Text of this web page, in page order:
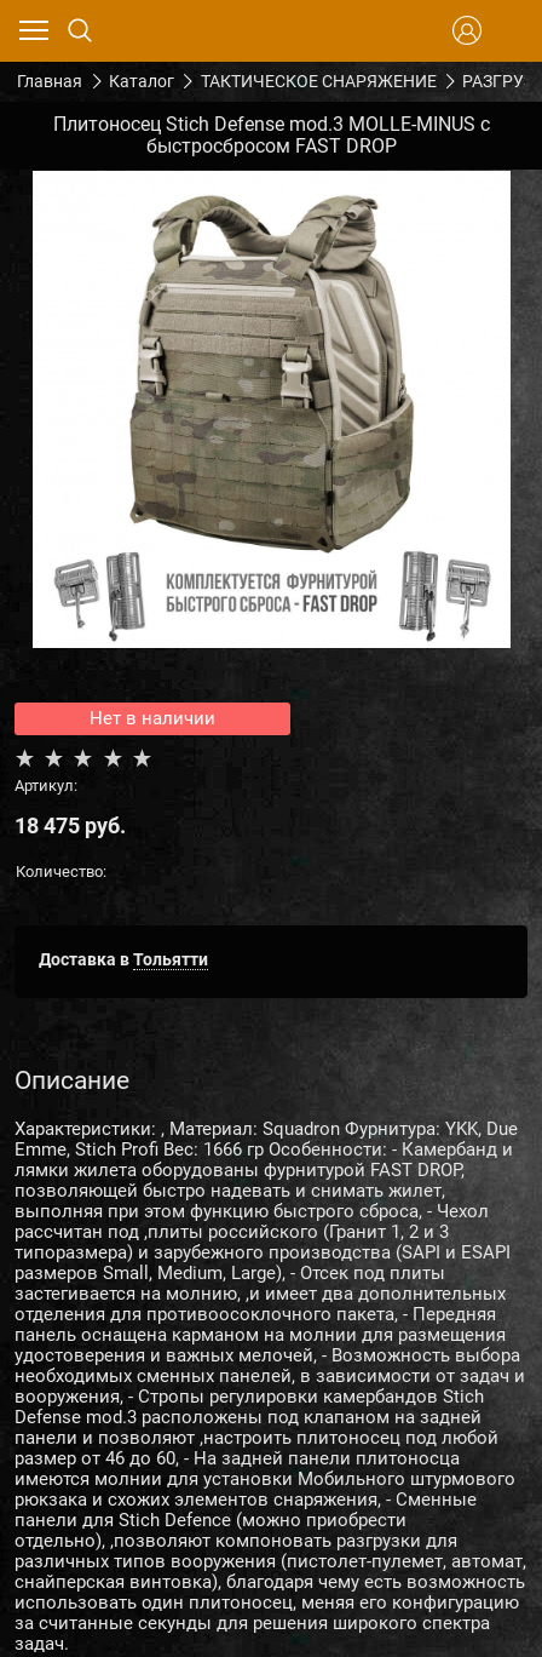
Главная Каталог ТАКТИЧЕСКОЕ СНАРЯЖЕНИЕ
Плитоносец Stich Defense mod.3 MOLLE-MINUS с
быстросбросом FAST DROP
Нет в наличии
Артикул:
18 475 руб.
Количество:
Доставка вТольятти
Описание
Характеристики: , Материал: Squadron Фурнитура: YKK, Due
Emme, Stich Profi Вес: 1666 гр Особенности: - Камербанд и
лямки жилета оборудованы фурнитурой FAST DROP,
позволяющей быстро надевать и снимать жилет,
выполняя при этом функцию быстрого сброса, - Чехол
рассчитан под ,плиты российского (Гранит 1, 2 и 3
типоразмера) и зарубежного производства (SAPI и ESAPI
размеров Small, Medium, Large), - Отсек под плиты
застегивается на молнию, ,и имеет два дополнительных
отделения для противоосоклочного пакета, - Передняя
панель оснащена карманом на молнии для размещения
удостоверения и важных мелочей, - Возможность выбора
необходимых сменных панелей, в зависимости от задач и
вооружения, - Стропы регулировки камербандов Stich
Defense mod.3 расположены под клапаном на задней
панели и позволяют ,настроить плитоносец под любой
размер от 46 до 60, - На задней панели плитоносца
имеются молнии для установки Мобильного штурмового
рюкзака и схожих элементов снаряжения, - Сменные
панели для Stich Defence (можно приобрести
отдельно), ,позволяют компоновать разгрузки для
различных типов вооружения (пистолет-пулемет, автомат,
снайперская винтовка), благодаря чему есть возможность
использовать один плитоносец, меняя его конфигурацию
за считанные секунды для решения широкого спектра
задач.